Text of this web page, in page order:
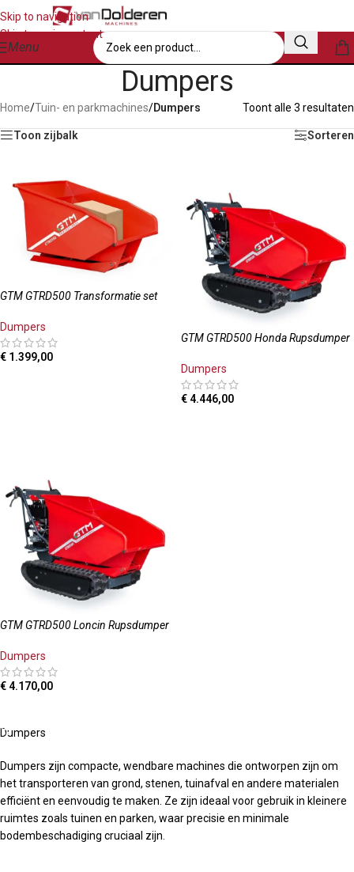
Skip to navigation
Skip to main content
Menu
Dumpers
Home/Tuin- en parkmachines/Dumpers Toont alle 3 resultaten
Toon zijbalk Sorteren
GTM GTRD500 Transformatie set
Dumpers
€ 1.399,00
GTM GTRD500 Honda Rupsdumper
Dumpers
€ 4.446,00
GTM GTRD500 Loncin Rupsdumper
Dumpers
€ 4.170,00
Dumpers
Dumpers zijn compacte, wendbare machines die ontworpen zijn om
het transporteren van grond, stenen, tuinafval en andere materialen
efficiënt en eenvoudig te maken. Ze zijn ideaal voor gebruik in kleinere
ruimtes zoals tuinen en parken, waar precisie en minimale
bodembeschadiging cruciaal zijn.